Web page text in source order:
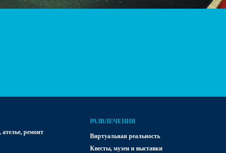
ремонт
РАЗВЛЕЧЕНИЯ
Виртуальная реальность
Квесты, музеи и выставки